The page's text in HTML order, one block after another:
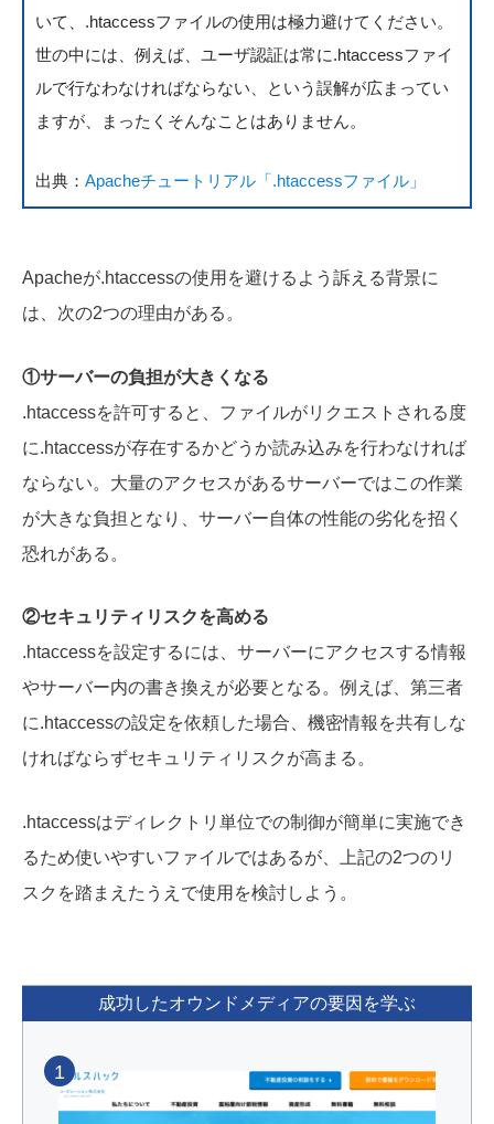
いて、.htaccessファイルの使用は極力避けてください。
世の中には、例えば、ユーザ認証は常に.htaccessファイ
ルで行なわなければならない、という誤解が広まってい
ますが、まったくそんなことはありません。
出典： Apacheチュートリアル「.htaccessファイル」
Apacheが.htaccessの使用を避けるよう訴える背景に
は、次の2つの理由がある。
①サーバーの負担が大きくなる
.htaccessを許可すると、ファイルがリクエストされる度
に.htaccessが存在するかどうか読み込みを行わなければ
ならない。大量のアクセスがあるサーバーではこの作業
が大きな負担となり、サーバー自体の性能の劣化を招く
恐れがある。
②セキュリティリスクを高める
.htaccessを設定するには、サーバーにアクセスする情報
やサーバー内の書き換えが必要となる。例えば、第三者
に.htaccessの設定を依頼した場合、機密情報を共有しな
ければならずセキュリティリスクが高まる。
.htaccessはディレクトリ単位での制御が簡単に実施でき
るため使いやすいファイルではあるが、上記の2つのリ
スクを踏まえたうえで使用を検討しよう。
成功したオウンドメディアの要因を学ぶ
1